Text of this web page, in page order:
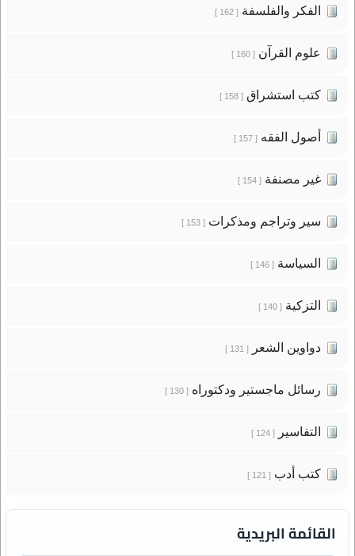
الفكر والفلسفة[ 162 ]
علوم القرآن[ 160 ]
كتب استشراق[ 158 ]
أصول الفقه[ 157 ]
غير مصنفة[ 154 ]
سير وتراجم ومذكرات[ 153 ]
السياسة[ 146 ]
التزكية[ 140 ]
دواوين الشعر[ 131 ]
رسائل ماجستير ودكتوراه[ 130 ]
التفاسير[ 124 ]
كتب أدب[ 121 ]
القائمة البريدية